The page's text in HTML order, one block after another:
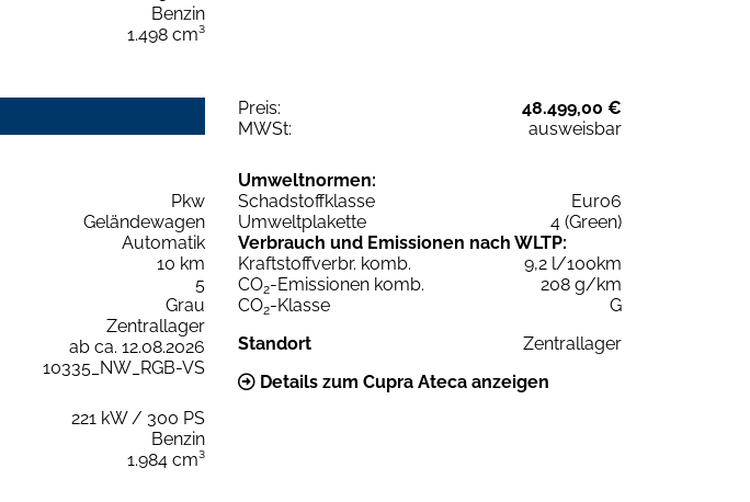
Benzin
1.498 cm³
Preis:
48.499,00 €
MWSt:
ausweisbar
Pkw
Geländewagen
Automatik
10 km
5
Grau
Zentrallager
ab ca. 12.08.2026
10335_NW_RGB-VS
221 kW / 300 PS
Benzin
1.984 cm³
Umweltnormen:
Schadstoffklasse
Euro6
Umweltplakette
4 (Green)
Verbrauch und Emissionen nach WLTP:
Kraftstoffverbr. komb.
9,2 l/100km
CO2-Emissionen komb.
208 g/km
CO2-Klasse
G
Standort
Zentrallager
Details zum Cupra Ateca anzeigen